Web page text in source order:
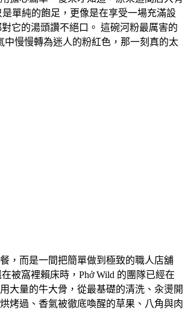
單純的飽足，更像是在享受一場充滿設
它的湯頭讚不絕口。 這碗河粉最厲害的
慢慢轉為迷人的粉紅色，那一刻真的太
，而是一間把簡單做到極致的職人店舖
被窩裡賴床時，Phở Wild 的團隊已經在
大量的牛大骨，從最基礎的清洗、汆燙開
烤過、香氣被徹底喚醒的草果、八角與肉